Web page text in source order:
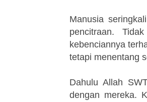
Manusia
pencitraan.
kebenciannya
tetapi menentang
Dahulu Allah
dengan mereka.